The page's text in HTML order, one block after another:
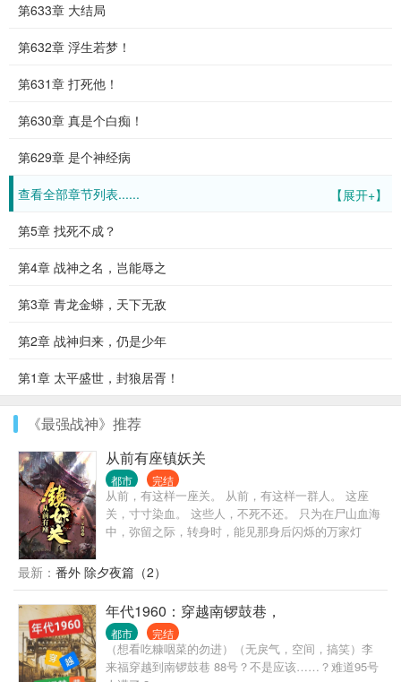
第633章 大结局
第632章 浮生若梦！
第631章 打死他！
第630章 真是个白痴！
第629章 是个神经病
【展开+】
查看全部章节列表......
第5章 找死不成？
第4章 战神之名，岂能辱之
第3章 青龙金蟒，天下无敌
第2章 战神归来，仍是少年
第1章 太平盛世，封狼居胥！
《最强战神》推荐
从前有座镇妖关
都市 完结
从前，有这样一座关。 从前，有这样一群人。 这座
关，寸寸染血。 这些人，不死不还。 只为在尸山血海
中，弥留之际，转身时，能见那身后闪烁的万家灯
最新： 番外 除夕夜篇（2）
年代1960：穿越南锣鼓巷，
都市 完结
（想看吃糠咽菜的勿进）（无戾气，空间，搞笑）李
来福穿越到南锣鼓巷 88号？不是应该……？难道95号